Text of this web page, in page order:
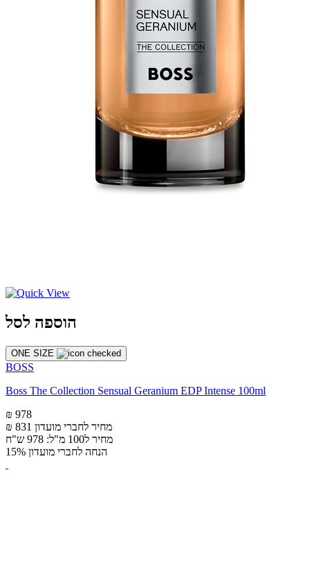
הוספה לסל
ONE SIZE
BOSS
Boss The Collection Sensual Geranium EDP Intense 100ml
₪ 978
₪ 831 מחיר לחברי מועדון
מחיר ל100 מ"ל: 978 ש"ח
הנחה לחברי מועדון 15%